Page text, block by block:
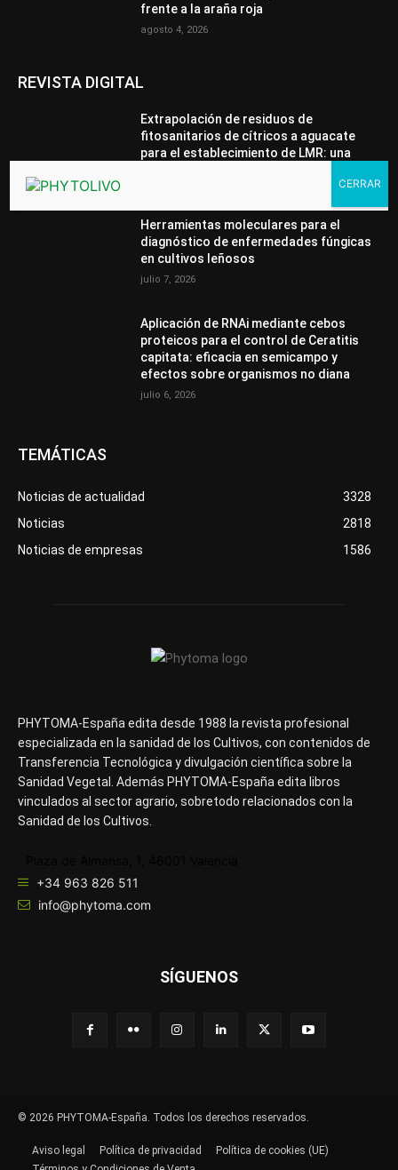
frente a la araña roja
agosto 4, 2026
REVISTA DIGITAL
Extrapolación de residuos de
fitosanitarios de cítricos a aguacate
para el establecimiento de LMR: una
Herramientas moleculares para el
diagnóstico de enfermedades fúngicas
en cultivos leñosos
julio 7, 2026
Aplicación de RNAi mediante cebos
proteicos para el control de Ceratitis
capitata: eficacia en semicampo y
efectos sobre organismos no diana
julio 6, 2026
TEMÁTICAS
Noticias de actualidad
3328
Noticias
2818
Noticias de empresas
1586
PHYTOMA-España edita desde 1988 la revista profesional
especializada en la sanidad de los Cultivos, con contenidos de
Transferencia Tecnológica y divulgación científica sobre la
Sanidad Vegetal. Además PHYTOMA-España edita libros
vinculados al sector agrario, sobretodo relacionados con la
Sanidad de los Cultivos.
+34 963 826 511
info@phytoma.com
SÍGUENOS
© 2026 PHYTOMA-España. Todos los derechos reservados.
Aviso legal Política de privacidad
Política de cookies (UE)